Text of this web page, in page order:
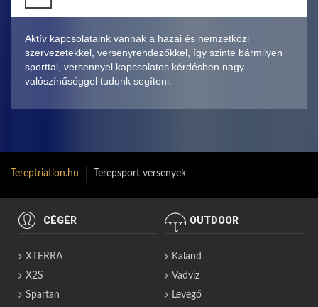
Aktív kapcsolataink vannak a hazai és nemzetközi
szervezetekkel, versenyrendezőkkel, így szinte bármilyen
sporttal, versennyel kapcsolatos kérdésben nagy
valószínűséggel tudunk segíteni.
Tereptriatlon.hu Terepsport versenyek
CÉGÉR
XTERRA
X2S
Spartan
OUTDOOR
Kaland
Vadvíz
Levegő